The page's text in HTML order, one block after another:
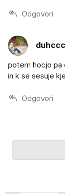
Odgovori
duhccc
potem hocjo pa
in k se sesuje
Odgovori